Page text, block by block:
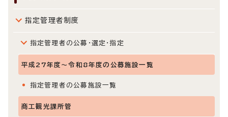
指定管理者制度
指定管理者の公募・選定・指定
平成27年度～令和8年度の公募施設一覧
指定管理者の公募施設一覧
商工観光課所管